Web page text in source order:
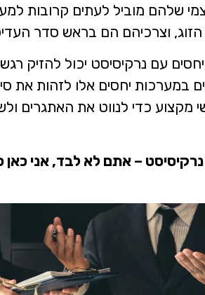
שלהם מוביל לעתים קרובות
וצרכיהם הם בראש סדר
עם נרקיסיסט יכול להזיק
יחסים אלו לזהות את
כדי לנווט את האתגרים
– אתם לא לבד, אני כאן